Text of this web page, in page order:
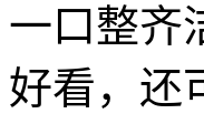
一口整齐
好看，还